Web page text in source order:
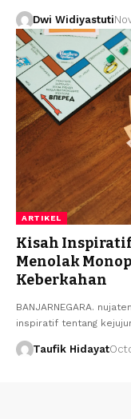
Dwi Widiyastuti
ARTIKEL
Kisah
Menolak
Keberkahan
BANJARNEGARA.
inspiratif tentang
Taufik Hidayat